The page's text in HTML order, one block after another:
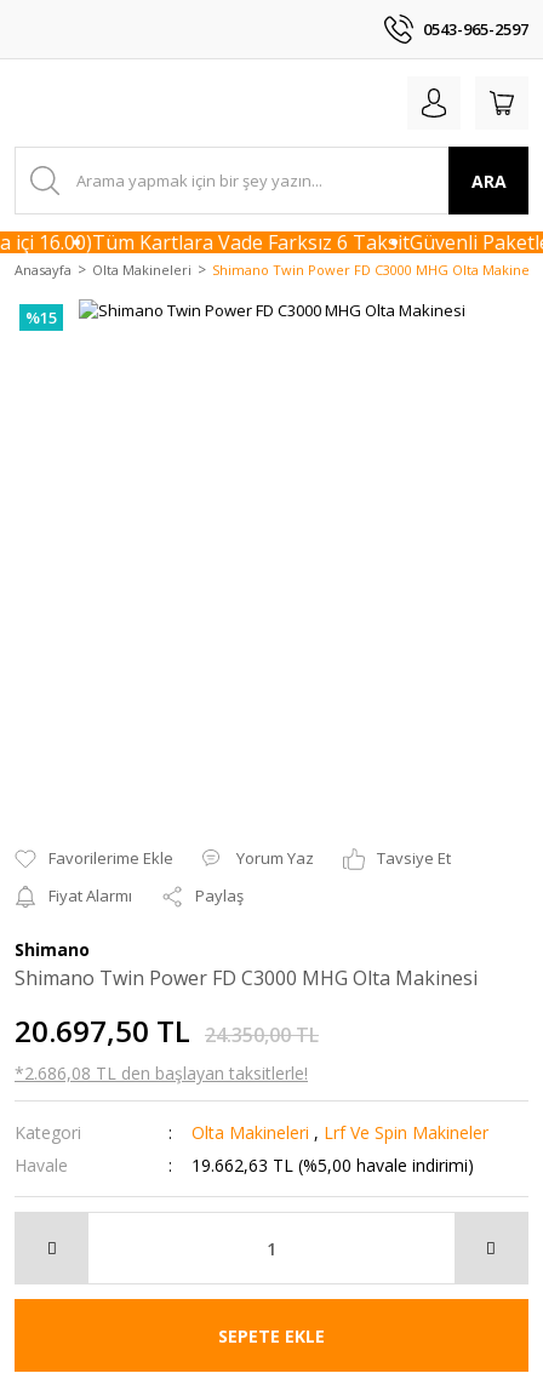
0543-965-2597
ARA
16.00)Tüm Kartlara Vade Farksız 6 TaksitGüvenli
Anasayfa Olta Makineleri Shimano Twin Power FD C3000 MHG Olta Makinesi
%15
Yorum Yaz
Tavsiye Et
Fiyat Alarmı
Paylaş
Shimano
Shimano Twin Power FD C3000 MHG Olta Makinesi
20.697,50 TL 24.350,00 TL
*2.686,08 TL den başlayan taksitlerle!
Kategori Olta Makineleri , Lrf Ve Spin Makineler
Havale
19.662,63 TL (%5,00 havale indirimi)
SEPETE EKLE